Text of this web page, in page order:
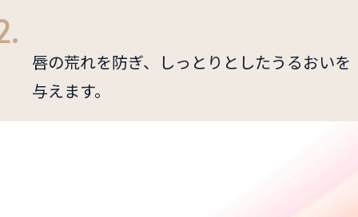
唇の荒れを防ぎ、しっとりとしたうるおいを
与えます。